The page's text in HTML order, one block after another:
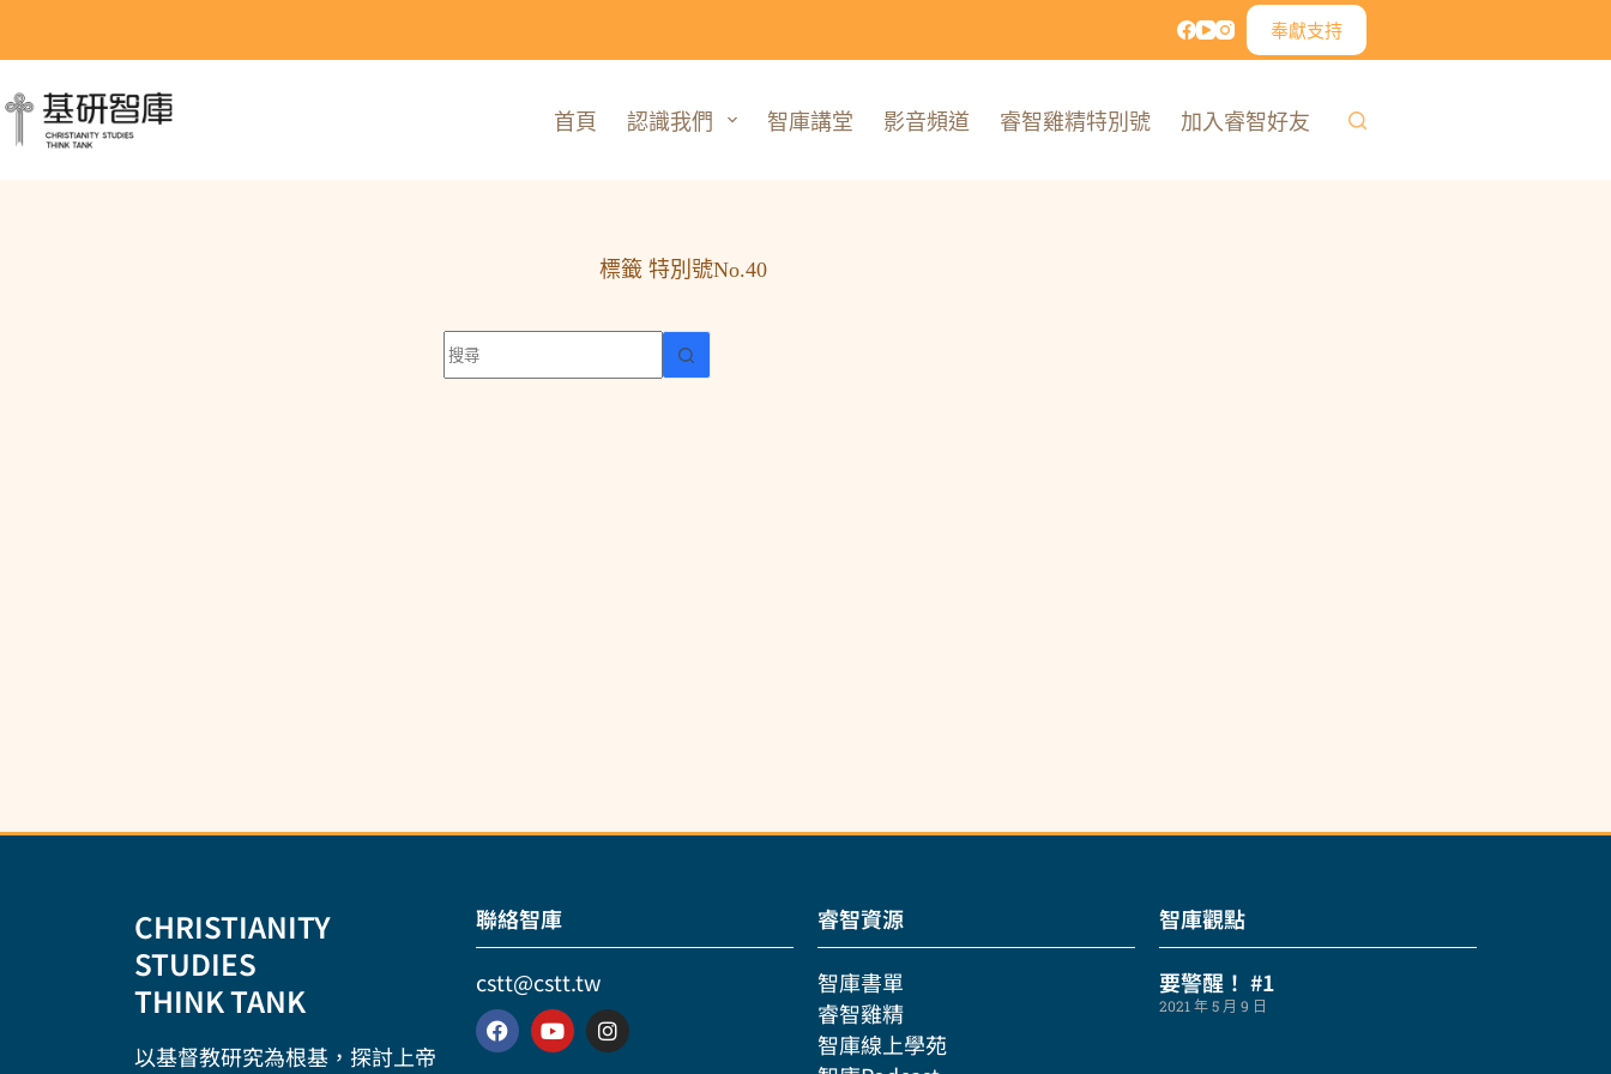
奉獻支持
首頁 認識我們 智庫講堂 影音頻道 睿智雞精特別號 加入睿智好友
標籤 特別號No.40
CHRISTIANITY
STUDIES
THINK TANK
以基督教研究為根基，探討上帝
聯絡智庫
cstt@cstt.tw
睿智資源
智庫書單
睿智雞精
智庫線上學苑
智庫觀點
要警醒！ #1
2021 年 5 月 9 日